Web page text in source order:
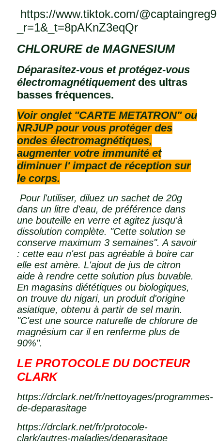
https://www.tiktok.com/
_r=1&_t=8pAKnZ3eqQr
CHLORURE de MAGNESIUM
Déparasitez-vous et protégez-vous
électromagnétiquementdes ultras
basses fréquences.
Voir onglet "CARTE METATRON" ou
NRJUP pour vous protéger des
ondes électromagnétiques,
augmenter votre immunité et
diminuer l' impact de réception sur
le corps.
Pour l'utiliser, diluez un sachet de 20g
dans un litre d'eau, de préférence dans
une bouteille en verre et agitez jusqu'à
dissolution complète. "Cette solution se
conserve maximum 3 semaines". A savoir
: cette eau n'est pas agréable à boire car
elle est amère. L'ajout de jus de citron
aide à rendre cette solution plus buvable.
En magasins diététiques ou biologiques,
on trouve du nigari, un produit d'origine
asiatique, obtenu à partir de sel marin.
"C'est une source naturelle de chlorure de
magnésium car il en renferme plus de
90%".
LE PROTOCOLE DU DOCTEUR
CLARK
https://drclark.net/fr/nettoyages/programmes-
de-deparasitage
https://drclark.net/fr/protocole-
clark/autres-maladies/deparasitage